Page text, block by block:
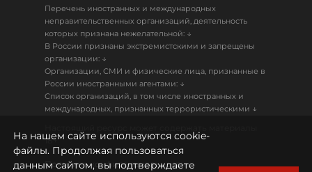
Перечень иностранных и международных
неправительственных организаций, деятельность
которых признана нежелательной: ↓
В России признаны экстремистскими и запрещены
организации: ↓
Организации, СМИ и физические лица, признанные в
России иностранными агентами: ↓
Список организаций, в том числе иностранных и
международных, признанных террористическими ↓
18+
Политика конфиденциальности
На нашем сайте используются cookie-
файлы. Продолжая пользоваться
данным сайтом, вы подтверждаете